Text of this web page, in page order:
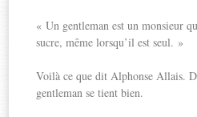
« Un gentleman est un monsieur
sucre, même lorsqu’il est seul. »
Voilà ce que dit Alphonse Allais.
gentleman se tient bien.